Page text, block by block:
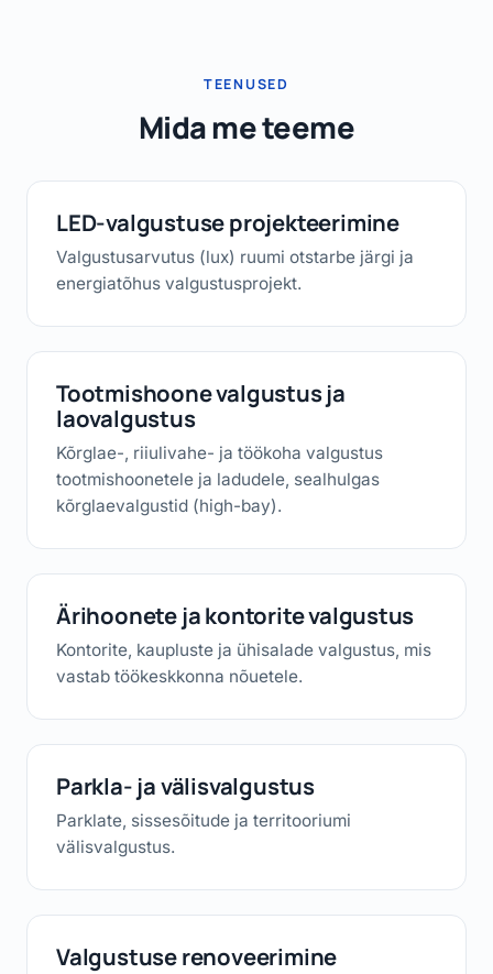
TEENUSED
Mida me teeme
LED-valgustuse projekteerimine
Valgustusarvutus (lux) ruumi otstarbe järgi ja
energiatõhus valgustusprojekt.
Tootmishoone valgustus ja
laovalgustus
Kõrglae-, riiulivahe- ja töökoha valgustus
tootmishoonetele ja ladudele, sealhulgas
kõrglaevalgustid (high-bay).
Ärihoonete ja kontorite valgustus
Kontorite, kaupluste ja ühisalade valgustus, mis
vastab töökeskkonna nõuetele.
Parkla- ja välisvalgustus
Parklate, sissesõitude ja territooriumi
välisvalgustus.
Valgustuse renoveerimine